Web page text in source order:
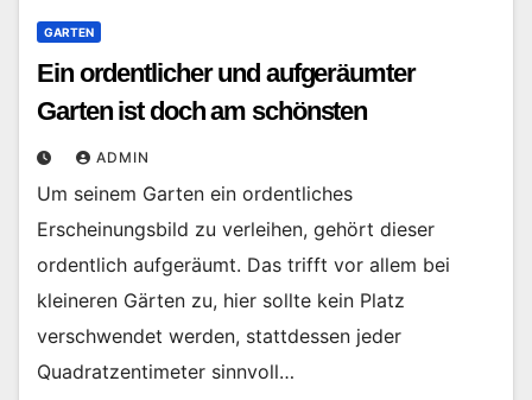
GARTEN
Ein ordentlicher und aufgeräumter
Garten ist doch am schönsten
ADMIN
Um seinem Garten ein ordentliches
Erscheinungsbild zu verleihen, gehört dieser
ordentlich aufgeräumt. Das trifft vor allem bei
kleineren Gärten zu, hier sollte kein Platz
verschwendet werden, stattdessen jeder
Quadratzentimeter sinnvoll…